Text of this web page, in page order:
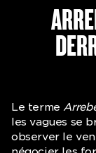
Le terme
les vagues se
observer le